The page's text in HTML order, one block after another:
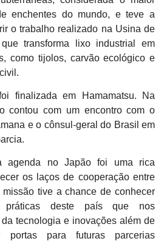
enchentes do mundo, e teve a
o trabalho realizado na Usina de
transforma lixo industrial em
como tijolos, carvão ecológico e
finalizada em Hamamatsu. Na
contou com um encontro com o
e o cônsul-geral do Brasil em
agenda no Japão foi uma rica
os laços de cooperação entre
missão tive a chance de conhecer
deste país que nos
tecnologia e inovações além de
portas para futuras parcerias